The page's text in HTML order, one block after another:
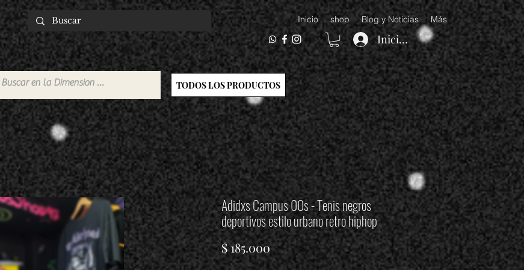
Inicio shop Blog y Noticias Más
Iniciar sesión
TODOS LOS PRODUCTOS
Adidxs Campus 00s - Tenis negros
deportivos estilo urbano retro hiphop
$ 185.000Precio